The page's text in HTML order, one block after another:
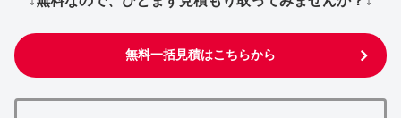
無料一括見積はこちらから